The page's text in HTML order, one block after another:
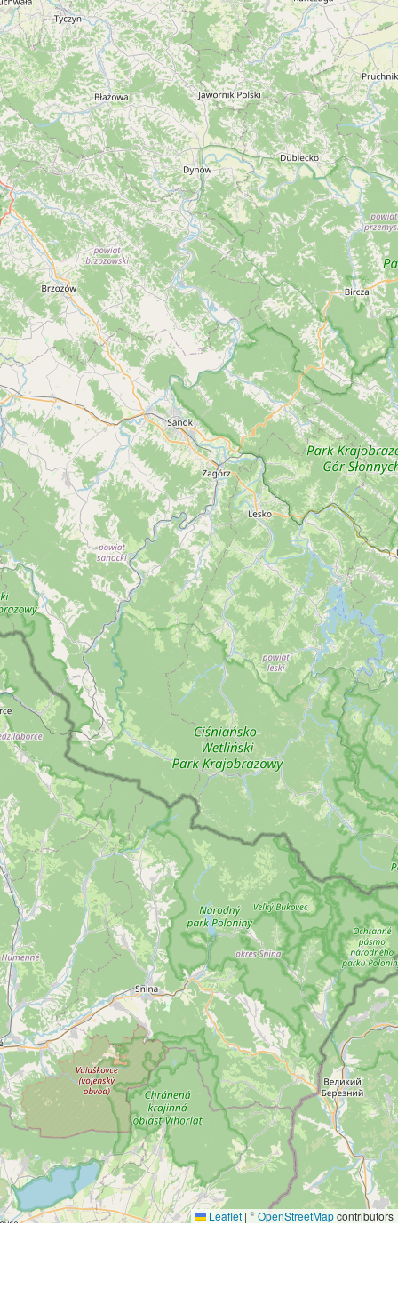
Leaflet | © OpenStreetMapcontributors